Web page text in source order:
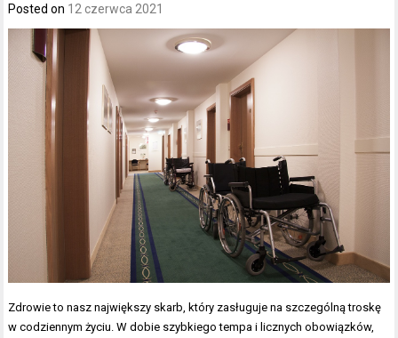
Posted on 12 czerwca 2021
Zdrowie to nasz największy skarb, który zasługuje na szczególną troskę
w codziennym życiu. W dobie szybkiego tempa i licznych obowiązków,